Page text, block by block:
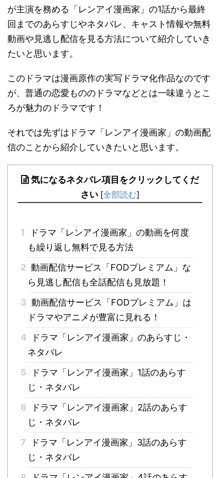
が主演を務める「レンアイ漫画家」の1話から最終
回までのあらすじやネタバレ、キャスト情報や無料
動画や見逃し配信を見る方法について紹介していき
たいと思います。
このドラマは漫画原作の実写ドラマ化作品なのです
が、普通の恋愛もののドラマなどとは一味違うとこ
ろが魅力のドラマです！
それでは先ずはドラマ「レンアイ漫画家」の動画配
信のことから紹介していきたいと思います。
気になるネタバレ項目をクリックしてくだ
さい [全部読む]
1
ドラマ「レンアイ漫画家」の動画を何度
も繰り返し無料で見る方法
2 動画配信サービス「FODプレミアム」な
ら見逃し配信も全話配信も見放題！
3 動画配信サービス「FODプレミアム」は
ドラマやアニメが豊富に見れる！
4
ドラマ「レンアイ漫画家」のあらすじ・
ネタバレ
5
ドラマ「レンアイ漫画家」1話のあらす
じ・ネタバレ
6
ドラマ「レンアイ漫画家」2話のあらす
じ・ネタバレ
7
ドラマ「レンアイ漫画家」3話のあらす
じ・ネタバレ